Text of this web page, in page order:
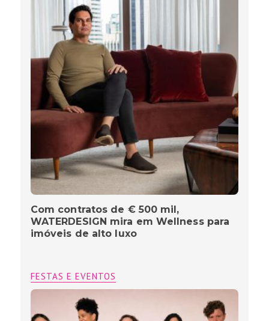
Com contratos de € 500 mil,
WATERDESIGN mira em Wellness para
imóveis de alto luxo
FESTAS E EVENTOS